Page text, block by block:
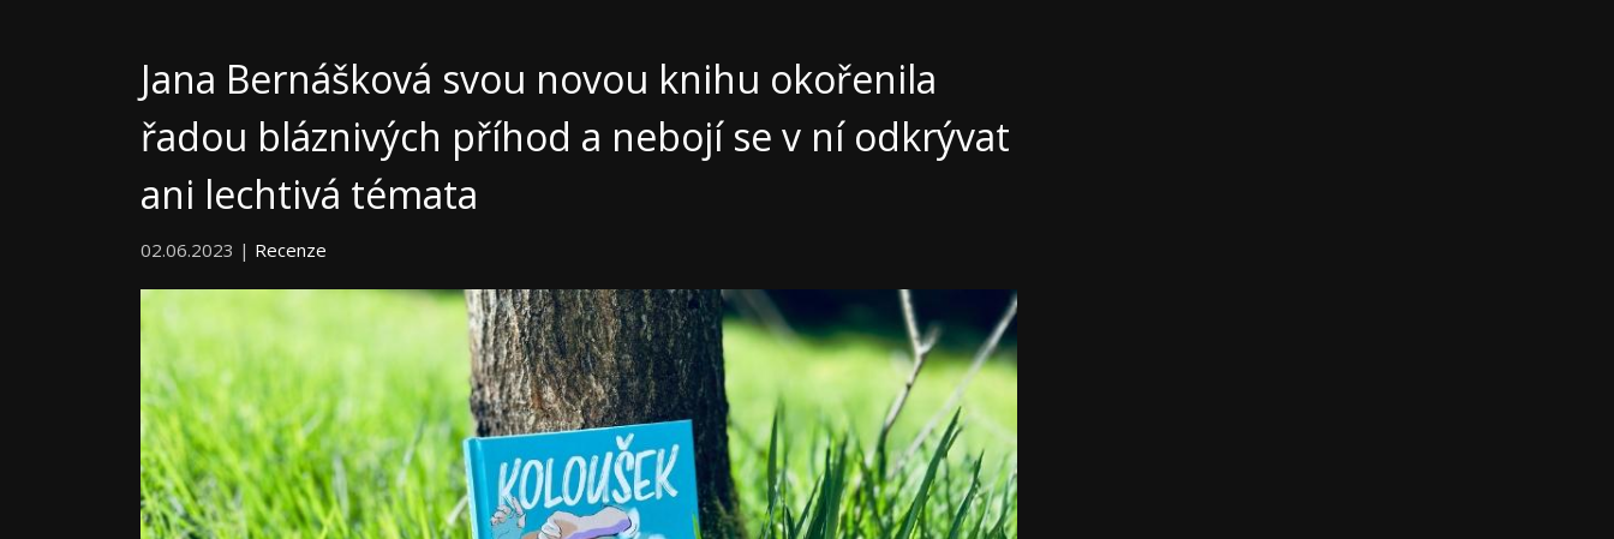
Jana Bernášková svou novou knihu okořenila
řadou bláznivých příhod a nebojí se v ní odkrývat
ani lechtivá témata
02.06.2023 | Recenze